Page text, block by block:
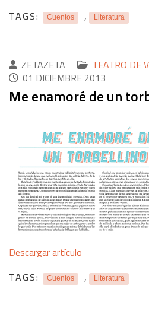
TAGS:
Cuentos , Literatura
ZETAZETA
TEATRO DE
01 DICIEMBRE 2013
Me enamoré de un
Descargar artículo
TAGS:
Cuentos , Literatura